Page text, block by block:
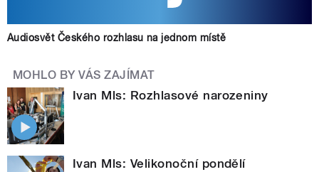
Audiosvět Českého rozhlasu na jednom místě
MOHLO BY VÁS ZAJÍMAT
Ivan Mls: Rozhlasové narozeniny
Ivan Mls: Velikonoční pondělí